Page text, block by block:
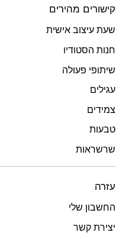
קישורים מהירים
שעת עיצוב אישית
חנות הסטודיו
שיתופי פעולה
עגילים
צמידים
טבעות
שרשראות
עזרה
החשבון שלי
יצירת קשר